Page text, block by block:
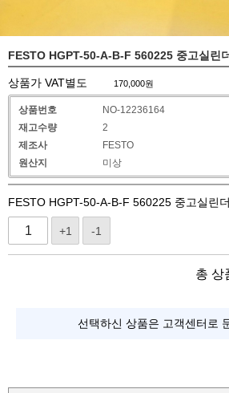
FESTO HGPT-50-A-B-F 560225 중고실린
상품가 VAT별도 170,000원
상품번호
NO-12236164
재고수량
2
제조사
FESTO
원산지
미상
FESTO HGPT-50-A-B-F 560225 중고실린
+1 -1
총 상
선택하신 상품은 고객센터로